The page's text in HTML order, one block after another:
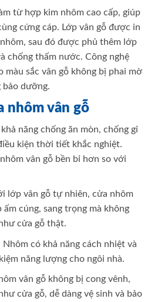
từ hợp kim nhôm cao cấp, giúp
cứng cáp. Lớp vân gỗ được in
sau đó được phủ thêm lớp
chống thấm nước. Công nghệ
màu sắc vân gỗ không bị phai mờ
bảo dưỡng.
nhôm vân gỗ
năng chống ăn mòn, chống gỉ
kiện thời tiết khắc nghiệt.
vân gỗ bền bỉ hơn so với
lớp vân gỗ tự nhiên, cửa nhôm
ấm cúng, sang trọng mà không
cửa gỗ thật.
Nhôm có khả năng cách nhiệt và
năng lượng cho ngôi nhà.
vân gỗ không bị cong vênh,
cửa gỗ, dễ dàng vệ sinh và bảo